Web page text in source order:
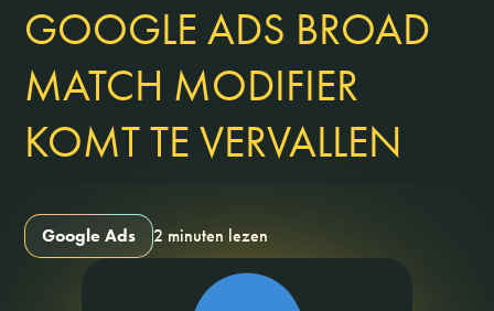
GOOGLE ADS BROAD
MATCH MODIFIER
KOMT TE VERVALLEN
Google Ads 2 minuten lezen